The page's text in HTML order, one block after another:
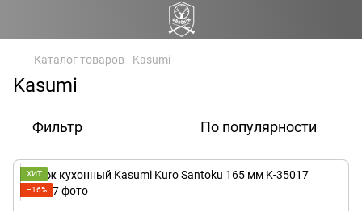
Каталог товаров Kasumi
Kasumi
Фильтр По популярности
ХИТ
−16%